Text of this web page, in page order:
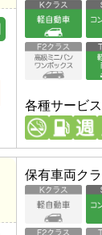
各種サービス
保有車両ク